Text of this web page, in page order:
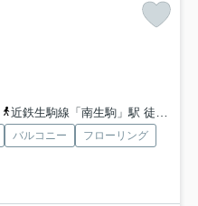
近鉄生駒線「南生駒」駅 徒歩12分
バルコニー
フローリング